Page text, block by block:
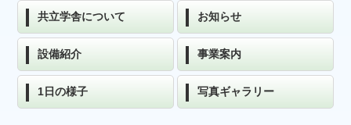
共立学舎について お知らせ
設備紹介 事業案内
1日の様子 写真ギャラリー